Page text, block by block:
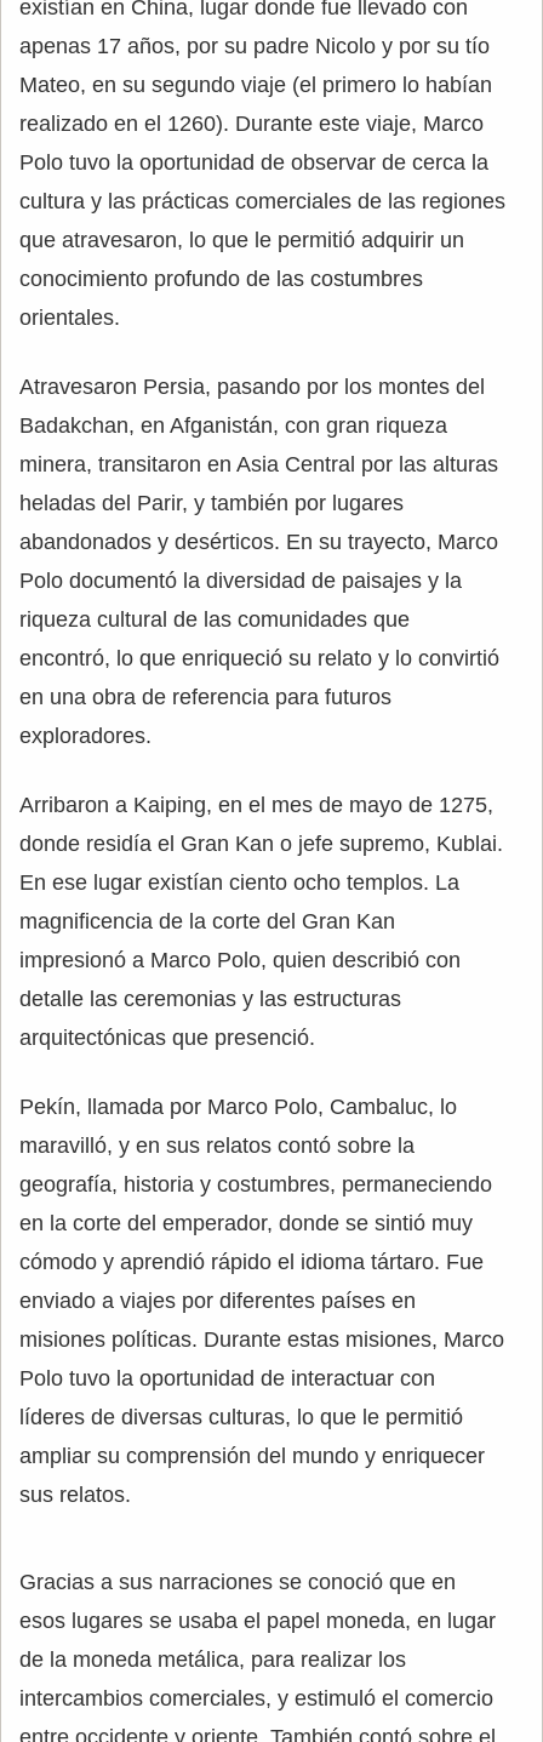
existían en China, lugar donde fue llevado con
apenas 17 años, por su padre Nicolo y por su tío
Mateo, en su segundo viaje (el primero lo habían
realizado en el 1260). Durante este viaje, Marco
Polo tuvo la oportunidad de observar de cerca la
cultura y las prácticas comerciales de las regiones
que atravesaron, lo que le permitió adquirir un
conocimiento profundo de las costumbres
orientales.
Atravesaron Persia, pasando por los montes del
Badakchan, en Afganistán, con gran riqueza
minera, transitaron en Asia Central por las alturas
heladas del Parir, y también por lugares
abandonados y desérticos. En su trayecto, Marco
Polo documentó la diversidad de paisajes y la
riqueza cultural de las comunidades que
encontró, lo que enriqueció su relato y lo convirtió
en una obra de referencia para futuros
exploradores.
Arribaron a Kaiping, en el mes de mayo de 1275,
donde residía el Gran Kan o jefe supremo, Kublai.
En ese lugar existían ciento ocho templos. La
magnificencia de la corte del Gran Kan
impresionó a Marco Polo, quien describió con
detalle las ceremonias y las estructuras
arquitectónicas que presenció.
Pekín, llamada por Marco Polo, Cambaluc, lo
maravilló, y en sus relatos contó sobre la
geografía, historia y costumbres, permaneciendo
en la corte del emperador, donde se sintió muy
cómodo y aprendió rápido el idioma tártaro. Fue
enviado a viajes por diferentes países en
misiones políticas. Durante estas misiones, Marco
Polo tuvo la oportunidad de interactuar con
líderes de diversas culturas, lo que le permitió
ampliar su comprensión del mundo y enriquecer
sus relatos.
Gracias a sus narraciones se conoció que en
esos lugares se usaba el papel moneda, en lugar
de la moneda metálica, para realizar los
intercambios comerciales, y estimuló el comercio